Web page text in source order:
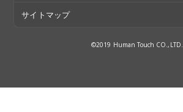
サイトマップ
©2019 Human Touch CO.,LTD.